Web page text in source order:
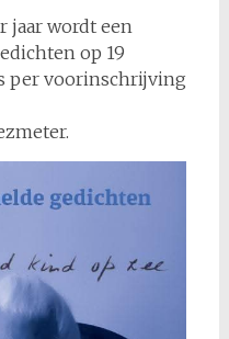
jaar wordt een
op 19
per voorinschrijving